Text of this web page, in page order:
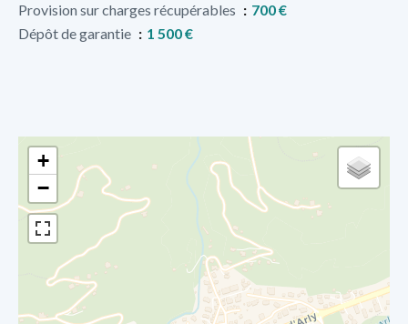
Provision sur charges récupérables
700 €
Dépôt de garantie
1 500 €
+
−